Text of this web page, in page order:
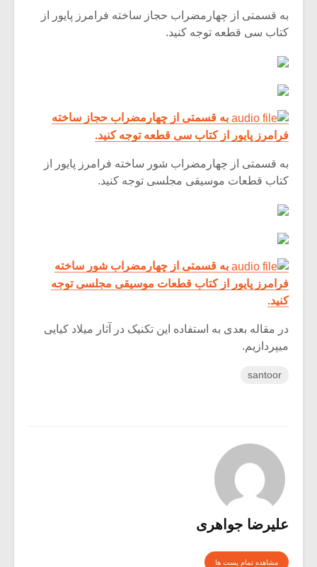
به قسمتی از چهارمضراب حجاز ساخته فرامرز پایور از
کتاب سی قطعه توجه کنید.
به قسمتی از چهارمضراب حجاز ساخته
فرامرز پایور از کتاب سی قطعه توجه کنید.
به قسمتی از چهارمضراب شور ساخته فرامرز پایور از
کتاب قطعات موسیقی مجلسی توجه کنید.
به قسمتی از چهارمضراب شور ساخته
فرامرز پایور از کتاب قطعات موسیقی مجلسی توجه
کنید.
در مقاله بعدی به استفاده این تکنیک در آثار میلاد کیایی
میپردازیم.
santoor
علیرضا جواهری
مشاهده تمام پست ها
اگر نمی توانی
بدنام ترین باش